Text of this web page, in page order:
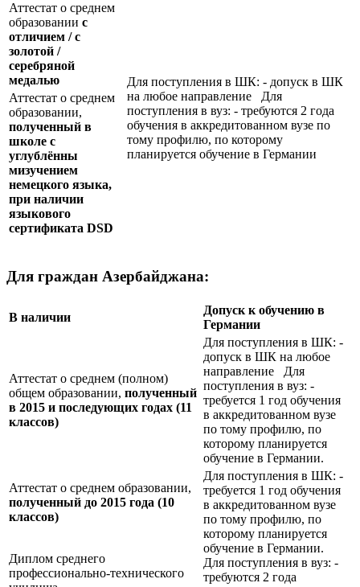
Аттестат о среднем
образовании с
отличием / с
золотой /
серебряной
медалью
Для поступления в ШК: - допуск в ШК
на любое направление Для
поступления в вуз: - требуются 2 года
обучения в аккредитованном вузе по
тому профилю, по которому
планируется обучение в Германии
Аттестат о среднем
образовании,
полученный в
школе с
углублённы
мизучением
немецкого языка,
при наличии
языкового
сертификата DSD
Для граждан Азербайджана:
В наличии
Допуск к обучению в
Германии
Аттестат о среднем (полном)
общем образовании, полученный
в 2015 и последующих годах (11
классов)
Для поступления в ШК: -
допуск в ШК на любое
направление Для
поступления в вуз: -
требуется 1 год обучения
в аккредитованном вузе
по тому профилю, по
которому планируется
обучение в Германии.
Аттестат о среднем образовании,
полученный до 2015 года (10
классов)
Для поступления в ШК: -
требуется 1 год обучения
в аккредитованном вузе
по тому профилю, по
которому планируется
обучение в Германии.
Для поступления в вуз: -
требуются 2 года
Диплом среднего
профессионально-технического